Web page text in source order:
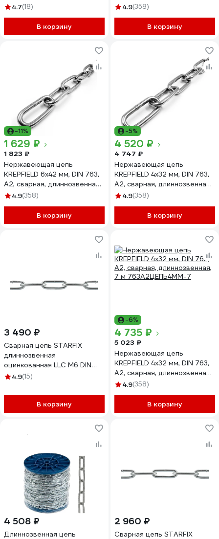
SMP-42314-80
4.7(18)
В корзину
100 метров
4.9(358)
В корзину
-11%
1 629 ₽
1 823 ₽
Нержавеющая цепь
KREPFIELD 6x42 мм, DIN 763,
А2, сварная, длиннозвенная,
1 м 763А2ЦЕПЬ6ММ-1
4.9(358)
В корзину
-5%
4 520 ₽
4 747 ₽
Нержавеющая цепь
KREPFIELD 4x32 мм, DIN 763,
А2, сварная, длиннозвенная,
6 м 763А2ЦЕПЬ4ММ-6
4.9(358)
В корзину
3 490 ₽
Сварная цепь STARFIX
длиннозвенная
оцинкованная LLC М6 DIN
763 бухта 20 м SMP-42318-
4.9(15)
В корзину
-6%
4 735 ₽
5 023 ₽
Нержавеющая цепь
KREPFIELD 4x32 мм, DIN 763,
А2, сварная, длиннозвенная,
7 м 763А2ЦЕПЬ4ММ-7
4.9(358)
В корзину
4 508 ₽
Длиннозвенная цепь
2 960 ₽
Сварная цепь STARFIX